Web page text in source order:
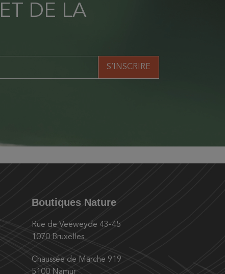
DE LA
Boutiques Nature
Rue de Veeweyde 43-45
1070 Bruxelles
Chaussée de Marche 919
5100 Namur